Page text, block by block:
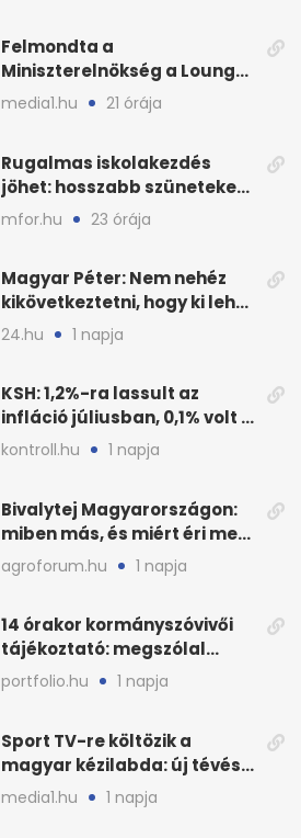
Felmondta a
Miniszterelnökség a Lounge
Event keretszerződését
media1.hu 21 órája
Rugalmas iskolakezdés
jöhet: hosszabb szüneteket
javasolnak szeptembertől
mfor.hu 23 órája
Magyar Péter: Nem nehéz
kikövetkeztetni, hogy ki lehet
a három jelölt
24.hu 1 napja
KSH: 1,2%-ra lassult az
infláció júliusban, 0,1% volt a
havi áresés
kontroll.hu 1 napja
Bivalytej Magyarországon:
miben más, és miért éri meg
feldolgozni?
agroforum.hu 1 napja
14 órakor kormányszóvivői
tájékoztató: megszólal
Magyar Péter is
portfolio.hu 1 napja
Sport TV-re költözik a
magyar kézilabda: új tévés
megállapodás
media1.hu 1 napja